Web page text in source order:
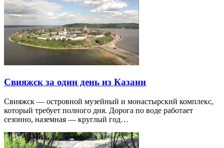
Свияжск за один день из Казани
Свияжск — островной музейный и монастырский комплекс,
который требует полного дня. Дорога по воде работает
сезонно, наземная — круглый год…